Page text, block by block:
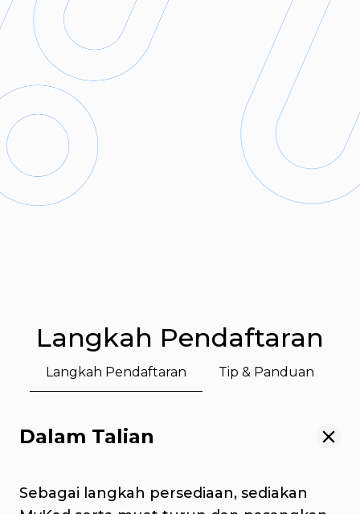
Langkah Pendaftaran
Langkah Pendaftaran Tip & Panduan
Dalam Talian
Sebagai langkah persediaan, sediakan